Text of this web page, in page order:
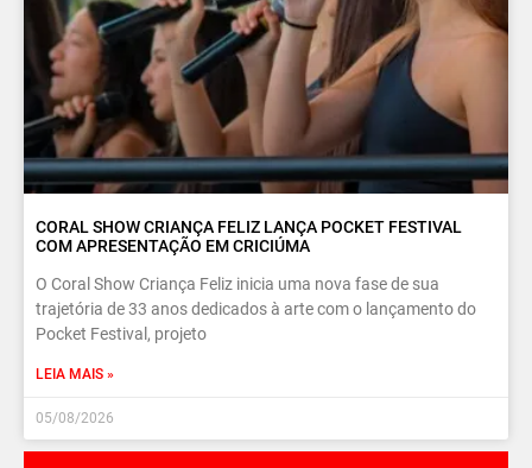
CORAL SHOW CRIANÇA FELIZ LANÇA POCKET FESTIVAL
COM APRESENTAÇÃO EM CRICIÚMA
O Coral Show Criança Feliz inicia uma nova fase de sua
trajetória de 33 anos dedicados à arte com o lançamento do
Pocket Festival, projeto
LEIA MAIS »
05/08/2026